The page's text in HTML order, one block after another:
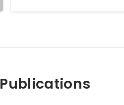
Publications